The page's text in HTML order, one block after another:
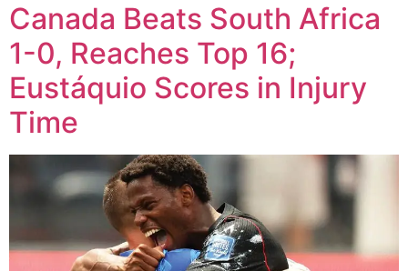
Canada Beats South Africa
1-0, Reaches Top 16;
Eustáquio Scores in Injury
Time